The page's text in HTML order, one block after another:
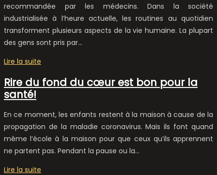
recommandée par les médecins. Dans la société
industrialisée à l’heure actuelle, les routines au quotidien
transforment plusieurs aspects de la vie humaine. La plupart
des gens sont pris par…
Lire la suite
Rire du fond du cœur est bon pour la
santé!
En ce moment, les enfants restent à la maison à cause de la
propagation de la maladie coronavirus. Mais ils font quand
même l’école à la maison pour que ceux qu’ils apprennent
ne partent pas. Pendant la pause ou la…
Lire la suite